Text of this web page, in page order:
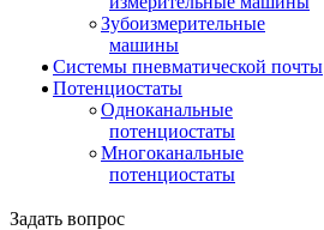
Зубоизмерительные
машины
Системы пневматической почты
Потенциостаты
Одноканальные
потенциостаты
Многоканальные
потенциостаты
Задать вопрос